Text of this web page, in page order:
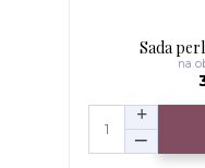
Sada
na